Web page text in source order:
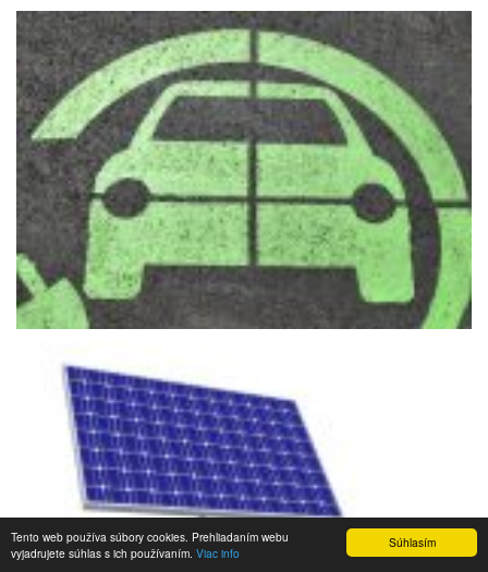
Súhlasím
Tento web používa súbory cookies. Prehliadaním webu
vyjadrujete súhlas s ich používaním. Viac info